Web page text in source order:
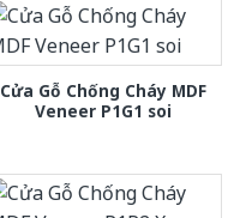
Cửa Gỗ Chống Cháy MDF
Veneer P1G1 soi